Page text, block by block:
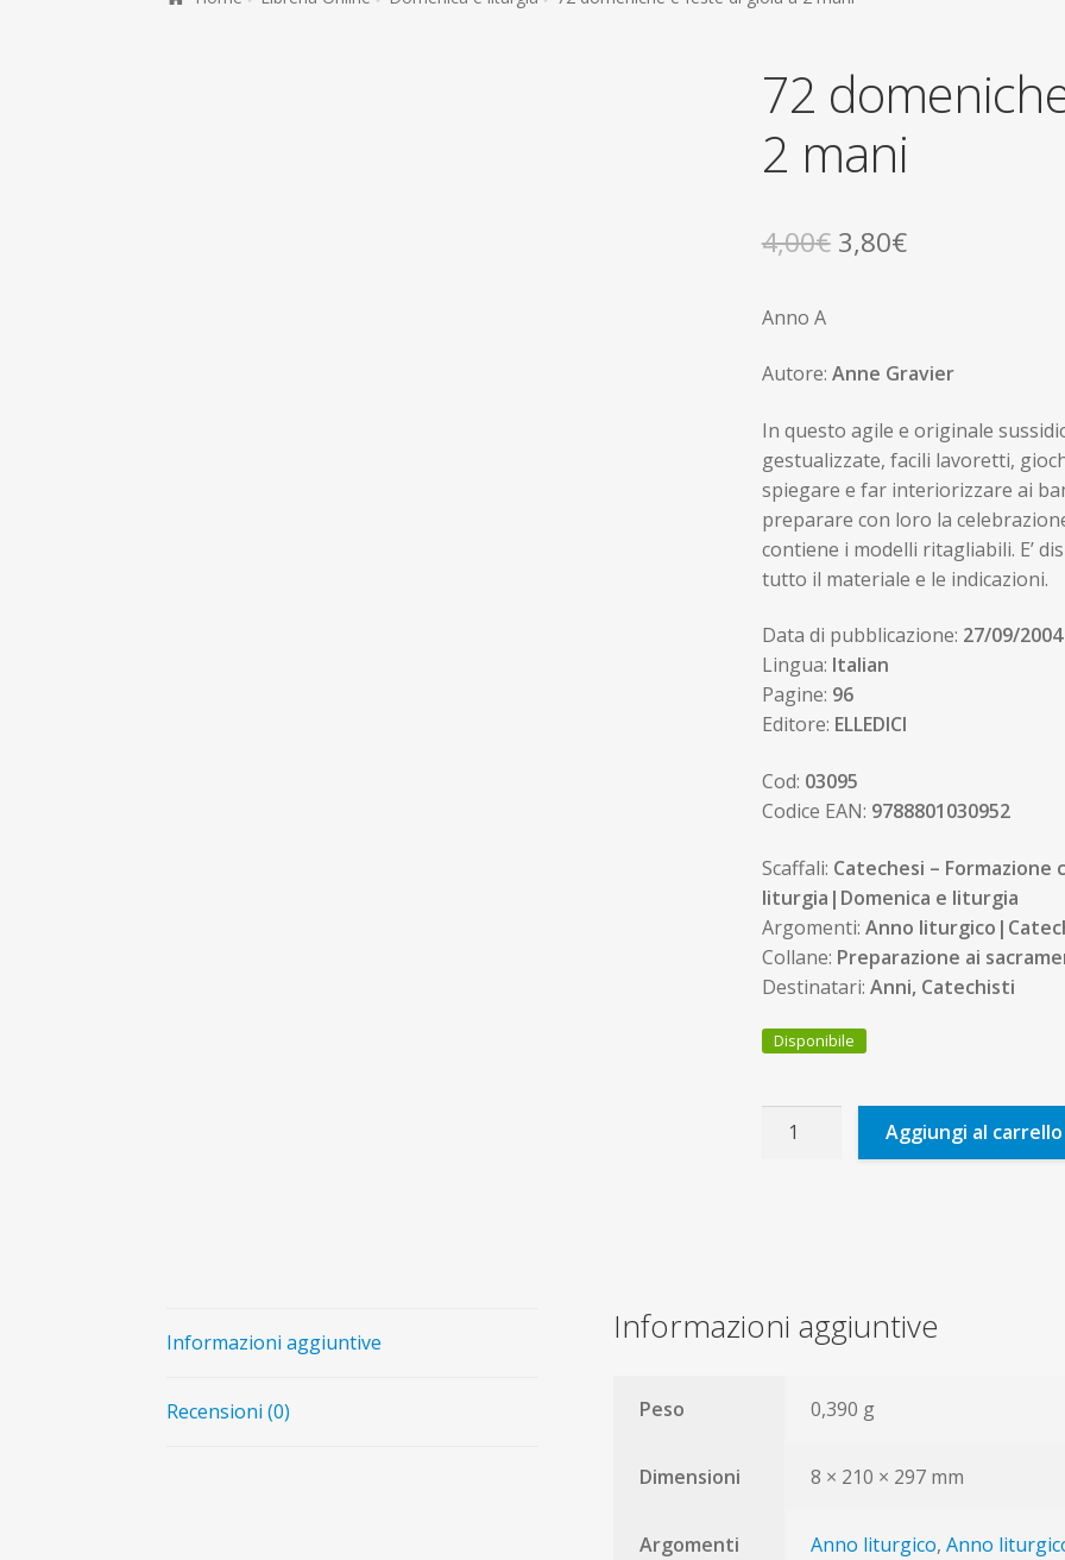
72
2 mani
4,00€ Il
era:
3,80€Il
è:
Anno A
Autore: Anne Gravier
In questo agile e originale
gestualizzate, facili lavoretti,
spiegare e far interiorizzare ai
preparare con loro la
contiene i modelli ritagliabili. E’
tutto il materiale e le indicazioni.
Data di pubblicazione: 27/09/2004
Lingua: Italian
Pagine: 96
Editore: ELLEDICI
Cod: 03095
Codice EAN: 9788801030952
Scaffali: Catechesi –
liturgia|Domenica e liturgia
Argomenti: Anno
Collane: Preparazione ai
Destinatari: Anni, Catechisti
Disponibile
2
Aggiungi al carrello
Informazioni aggiuntive
Recensioni (0)
Informazioni aggiuntive
Peso 0,390 g
Dimensioni 8 × 210 × 297 mm
Argomenti Anno liturgico,Anno